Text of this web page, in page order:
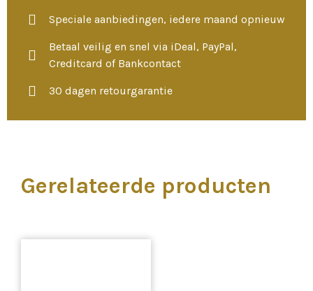
Speciale aanbiedingen, iedere maand opnieuw
Betaal veilig en snel via iDeal, PayPal,
Creditcard of Bankcontact
30 dagen retourgarantie
Gerelateerde producten